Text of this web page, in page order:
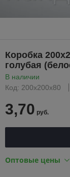
Коробка
голубая
В наличии
Код: 200х200х80
3,70 руб.
Оптовые цены